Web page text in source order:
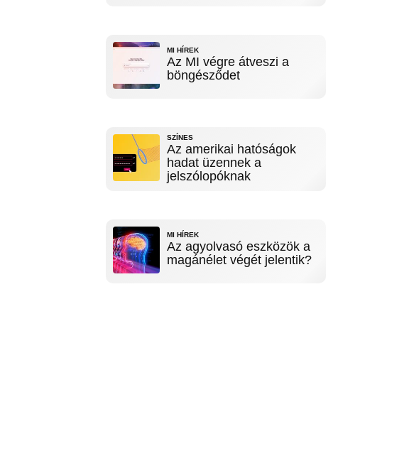
MI HÍREK
Az MI végre átveszi a
böngésződet
SZÍNES
Az amerikai hatóságok
hadat üzennek a
jelszólopóknak
MI HÍREK
Az agyolvasó eszközök a
magánélet végét jelentik?